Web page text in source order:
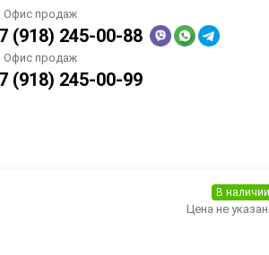
Офис продаж
(918) 245-00-88
Офис продаж
(918) 245-00-99
В наличии
Цена не